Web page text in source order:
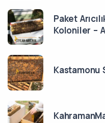
Paket
Koloniler –
Kastamonu